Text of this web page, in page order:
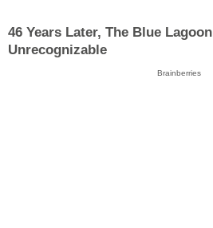
46 Years Later, The Blue
Unrecognizable
Brainberries